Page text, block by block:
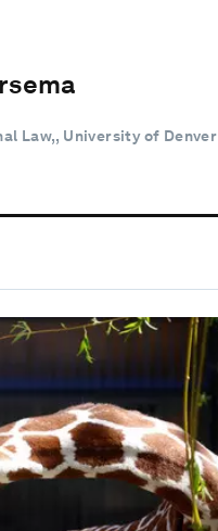
Law,, University of Denver